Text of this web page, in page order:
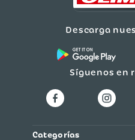
Descarga
Síguenos en
Categorías